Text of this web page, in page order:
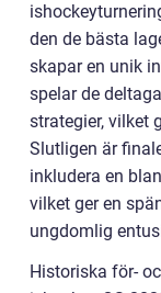
den de bästa
skapar en unik
spelar de
strategier, vilket
Slutligen är
inkludera en
vilket ger en
ungdomlig
Historiska för-